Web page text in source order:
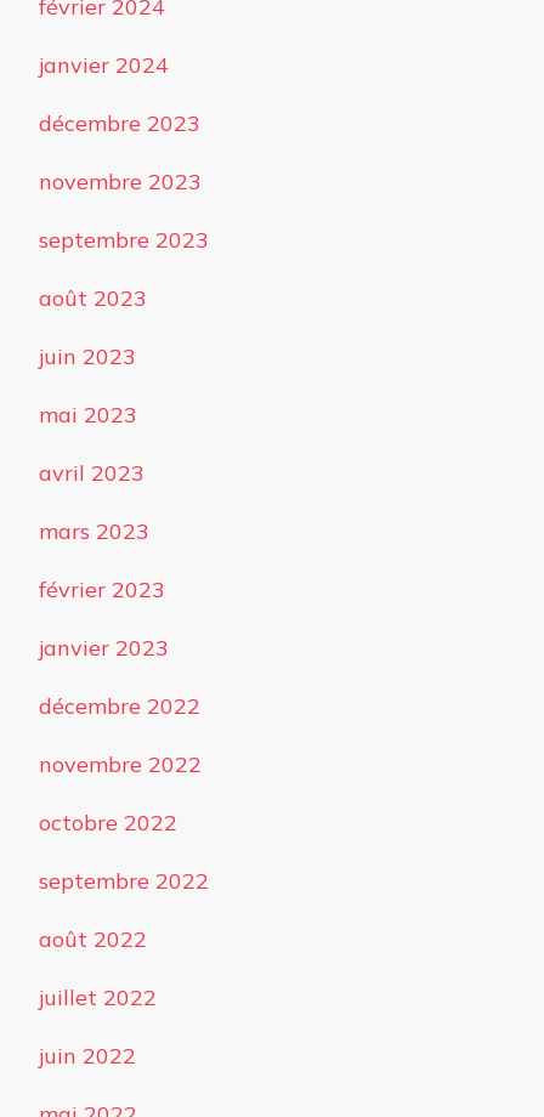
février 2024
janvier 2024
décembre 2023
novembre 2023
septembre 2023
août 2023
juin 2023
mai 2023
avril 2023
mars 2023
février 2023
janvier 2023
décembre 2022
novembre 2022
octobre 2022
septembre 2022
août 2022
juillet 2022
juin 2022